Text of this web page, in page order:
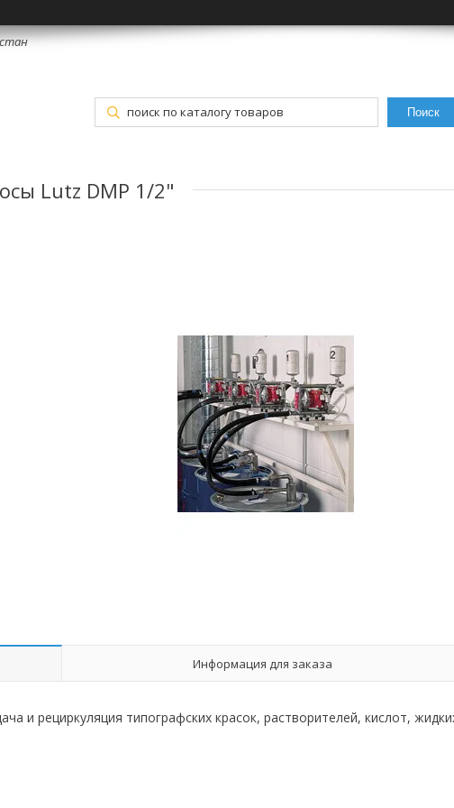
Поиск
Lutz DMP 1/2"
Информация для заказа
и рециркуляция типографских красок, растворителей, кислот,